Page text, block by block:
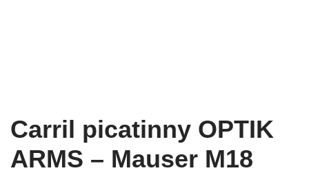
Carril picatinny OPTIK
ARMS – Mauser M18